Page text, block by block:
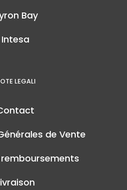
Bay
Intesa
LEGALI
de Vente